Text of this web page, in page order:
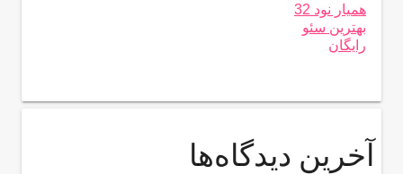
همیار نود 32
بهترین سئو
رایگان
آخرین دیدگاه‌ها